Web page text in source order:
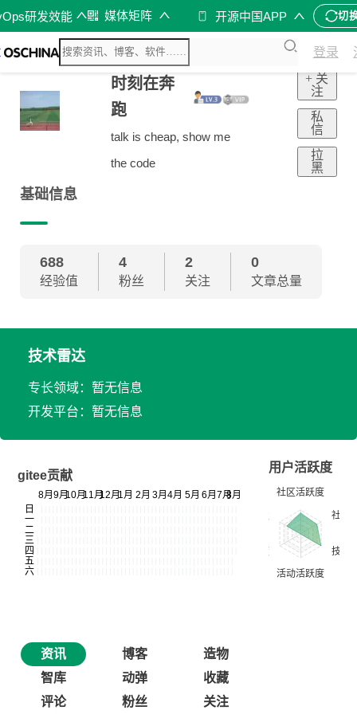
研发效能 媒体矩阵 开源中国APP 切
登录
时刻在奔
跑
talk is cheap, show me
the code
+ 关
注
私
信
拉
黑
基础信息
688
经验值
4
粉丝
2
关注
0
文章总量
技术雷达
专长领域：暂无信息
开发平台：暂无信息
gitee贡献
用户活跃度
资讯 博客
造物
智库
动弹
收藏
评论
粉丝 关注